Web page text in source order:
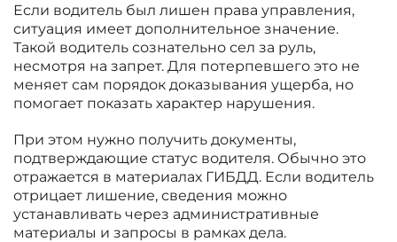
Если водитель был лишен права управления,
ситуация имеет дополнительное значение.
Такой водитель сознательно сел за руль,
несмотря на запрет. Для потерпевшего это не
меняет сам порядок доказывания ущерба, но
помогает показать характер нарушения.
При этом нужно получить документы,
подтверждающие статус водителя. Обычно это
отражается в материалах ГИБДД. Если водитель
отрицает лишение, сведения можно
устанавливать через административные
материалы и запросы в рамках дела.